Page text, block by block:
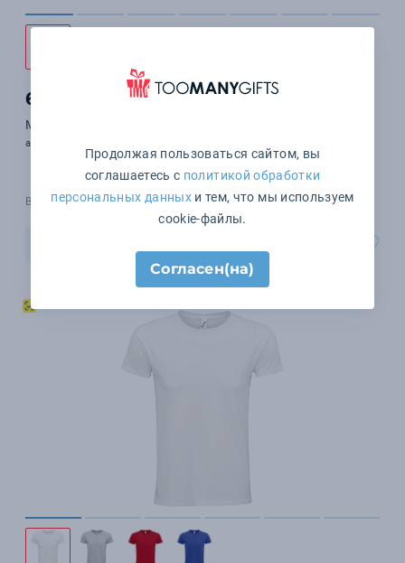
601 ₽
Майка унисекс Crusader TT, белая
арт. 03980102
В наличии 10117 шт.
Продолжая пользоваться сайтом, вы
соглашаетесь с политикой обработки
персональных данныхи тем, что мы используем
cookie-файлы.
Согласен(на)